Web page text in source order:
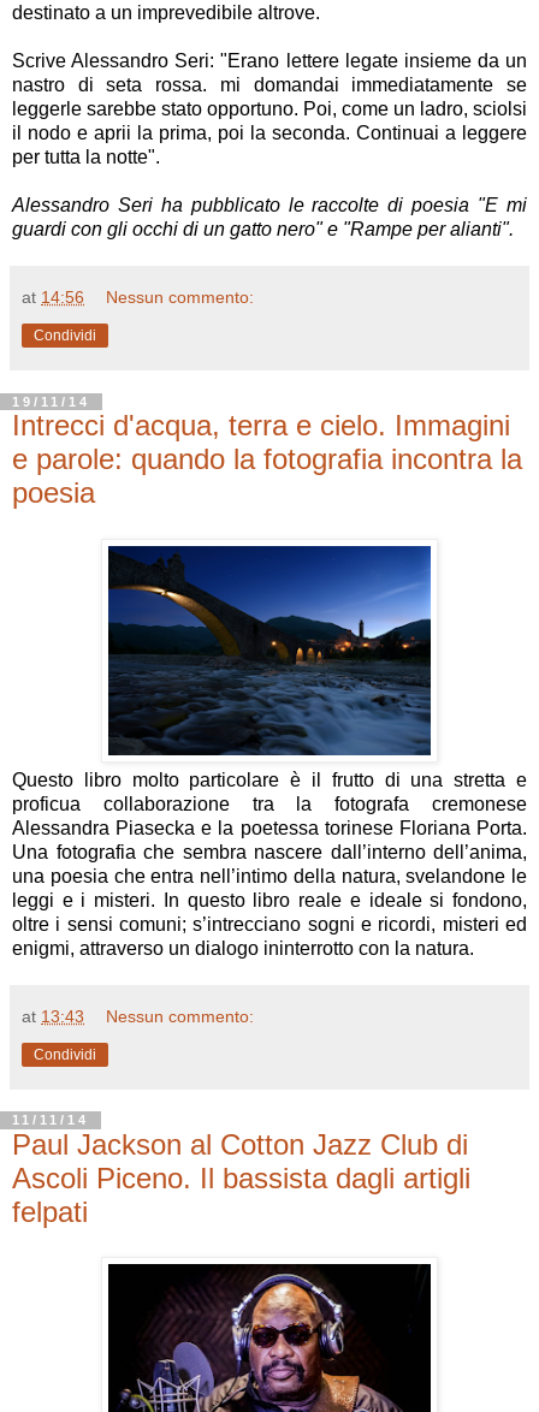
destinato a un imprevedibile altrove.
Scrive Alessandro Seri: "Erano lettere legate insieme da un
nastro di seta rossa. mi domandai immediatamente se
leggerle sarebbe stato opportuno. Poi, come un ladro, sciolsi
il nodo e aprii la prima, poi la seconda. Continuai a leggere
per tutta la notte".
Alessandro Seri ha pubblicato le raccolte di poesia "E mi
guardi con gli occhi di un gatto nero" e "Rampe per alianti".
at 14:56 Nessun commento:
Condividi
19/11/14
Intrecci d'acqua, terra e cielo. Immagini
e parole: quando la fotografia incontra la
poesia
Questo libro molto particolare è il frutto di una stretta e
proficua collaborazione tra la fotografa cremonese
Alessandra Piasecka e la poetessa torinese Floriana Porta.
Una fotografia che sembra nascere dall’interno dell’anima,
una poesia che entra nell’intimo della natura, svelandone le
leggi e i misteri. In questo libro reale e ideale si fondono,
oltre i sensi comuni; s’intrecciano sogni e ricordi, misteri ed
enigmi, attraverso un dialogo ininterrotto con la natura.
at 13:43 Nessun commento:
Condividi
11/11/14
Paul Jackson al Cotton Jazz Club di
Ascoli Piceno. Il bassista dagli artigli
felpati